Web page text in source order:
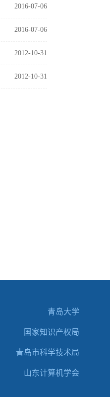
2016-07-06
2016-07-06
2012-10-31
2012-10-31
青岛大学
国家知识产权局
青岛市科学技术局
山东计算机学会